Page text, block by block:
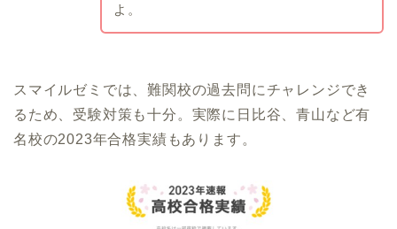
よ。
スマイルゼミでは、難関校の過去問にチャレンジでき
るため、受験対策も十分。実際に日比谷、青山など有
名校の2023年合格実績もあります。